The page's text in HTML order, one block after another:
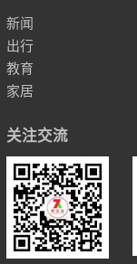
新闻
出行
教育
家居
关注交流